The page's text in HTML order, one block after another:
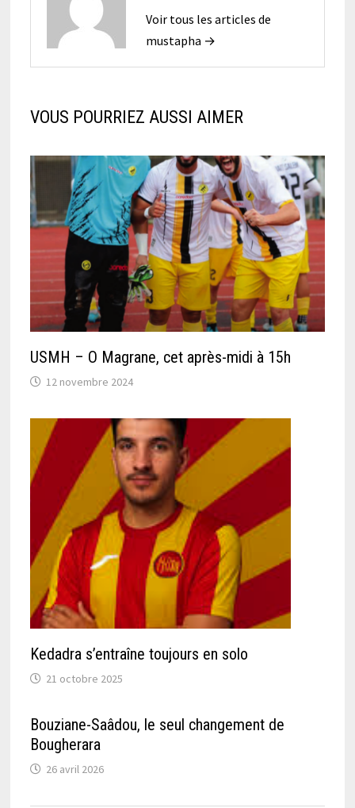
Voir tous les articles de
mustapha →
VOUS POURRIEZ AUSSI AIMER
USMH – O Magrane, cet après-midi à 15h
12 novembre 2024
Kedadra s’entraîne toujours en solo
21 octobre 2025
Bouziane-Saâdou, le seul changement de
Bougherara
26 avril 2026